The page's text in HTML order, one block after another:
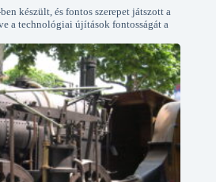
készült, és fontos szerepet játszott a
a technológiai újítások fontosságát a